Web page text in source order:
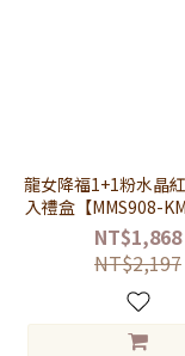
龍女降福1+1粉水晶
入禮盒【MMS908-
粉水晶+紅繩
NT$1,868
NT$2,197